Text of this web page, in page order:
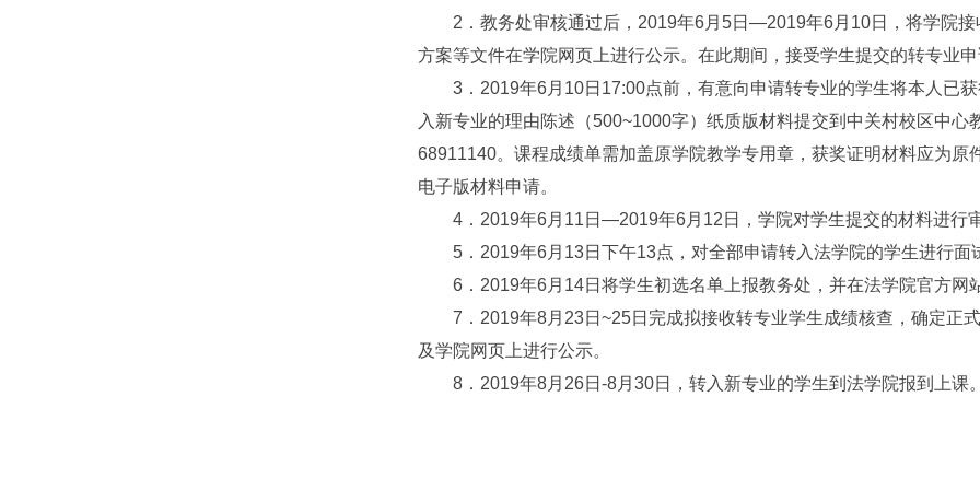
2．教务处审核通过后，2019年6月5日—2019年6月10日，将学院接
方案等文件在学院网页上进行公示。在此期间，接受学生提交的转专业
3．2019年6月10日17:00点前，有意向申请转专业的学生将本人已获
入新专业的理由陈述（500~1000字）纸质版材料提交到中关村校区中
68911140。课程成绩单需加盖原学院教学专用章，获奖证明材料应为
电子版材料申请。
4．2019年6月11日—2019年6月12日，学院对学生提交的材料进行
5．2019年6月13日下午13点，对全部申请转入法学院的学生进行面
6．2019年6月14日将学生初选名单上报教务处，并在法学院官方网
7．2019年8月23日~25日完成拟接收转专业学生成绩核查，确定正
及学院网页上进行公示。
8．2019年8月26日-8月30日，转入新专业的学生到法学院报到上课